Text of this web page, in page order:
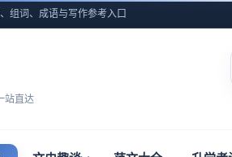
组词、成语与写作参考入口
站直达